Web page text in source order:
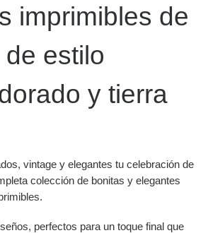
imprimibles de
estilo
y tierra
era: 18,00 €.
actual es: 12,00 €.
vintage y elegantes tu celebración de
colección de bonitas y elegantes
perfectos para un toque final que